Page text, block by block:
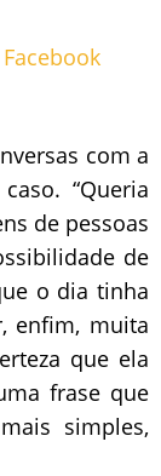
com a
“Queria
de pessoas
de
o dia tinha
enfim, muita
que ela
frase que
simples,